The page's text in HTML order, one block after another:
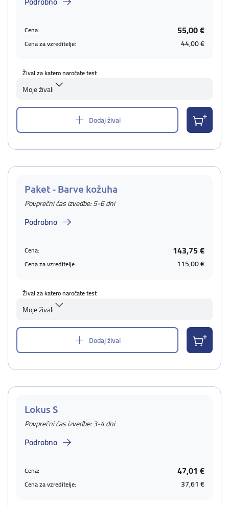
Cena: 55,00 €
Cena za vzreditelje: 44,00 €
Žival za katero naročate test
Moje živali
Dodaj žival
Paket - Barve kožuha
Povprečni čas izvedbe: 5-6 dni
Podrobno
Cena: 143,75 €
Cena za vzreditelje: 115,00 €
Žival za katero naročate test
Moje živali
Dodaj žival
Lokus S
Povprečni čas izvedbe: 3-4 dni
Podrobno
Cena: 47,01 €
Cena za vzreditelje: 37,61 €